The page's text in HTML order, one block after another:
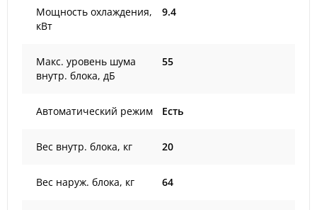
Мощность охлаждения,
кВт
9.4
Макс. уровень шума
внутр. блока, дБ
55
Автоматический режим Есть
Вес внутр. блока, кг 20
Вес наруж. блока, кг 64